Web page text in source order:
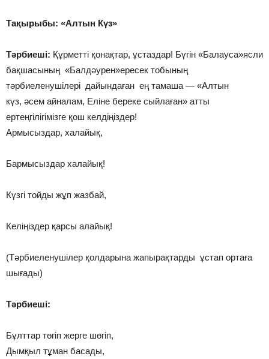
Тақырыбы: «Алтын Күз»
Тәрбиеші: Құрметті қонақтар, ұстаздар! Бүгін «Балауса»ясли
бақшасының «Балдәурен»ересек тобының
тәрбиеленушілері дайындаған ең тамаша — «Алтын
күз, әсем айналам, Еліне береке сыйлаған» атты
ертеңгілігімізге қош келдіңіздер!
Армысыздар, халайық,
Бармысыздар халайық!
Күзгі тойды жұп жазбай,
Келіңіздер қарсы алайық!
(Тәрбиеленушілер қолдарына жапырақтарды ұстап ортаға
шығады)
Тәрбиеші:
Бұлттар төгіп жерге шөгіп,
Дымқыл тұман басады,